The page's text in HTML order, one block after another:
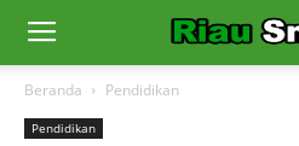
Beranda Pendidikan
Pendidikan